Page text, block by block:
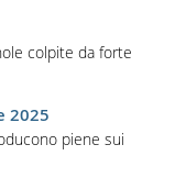
colpite da forte
2025
piene sui